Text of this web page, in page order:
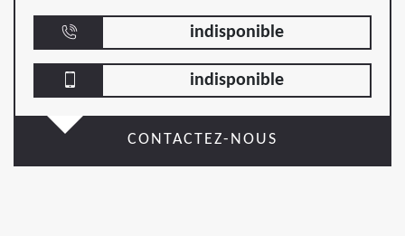
indisponible
indisponible
CONTACTEZ-NOUS